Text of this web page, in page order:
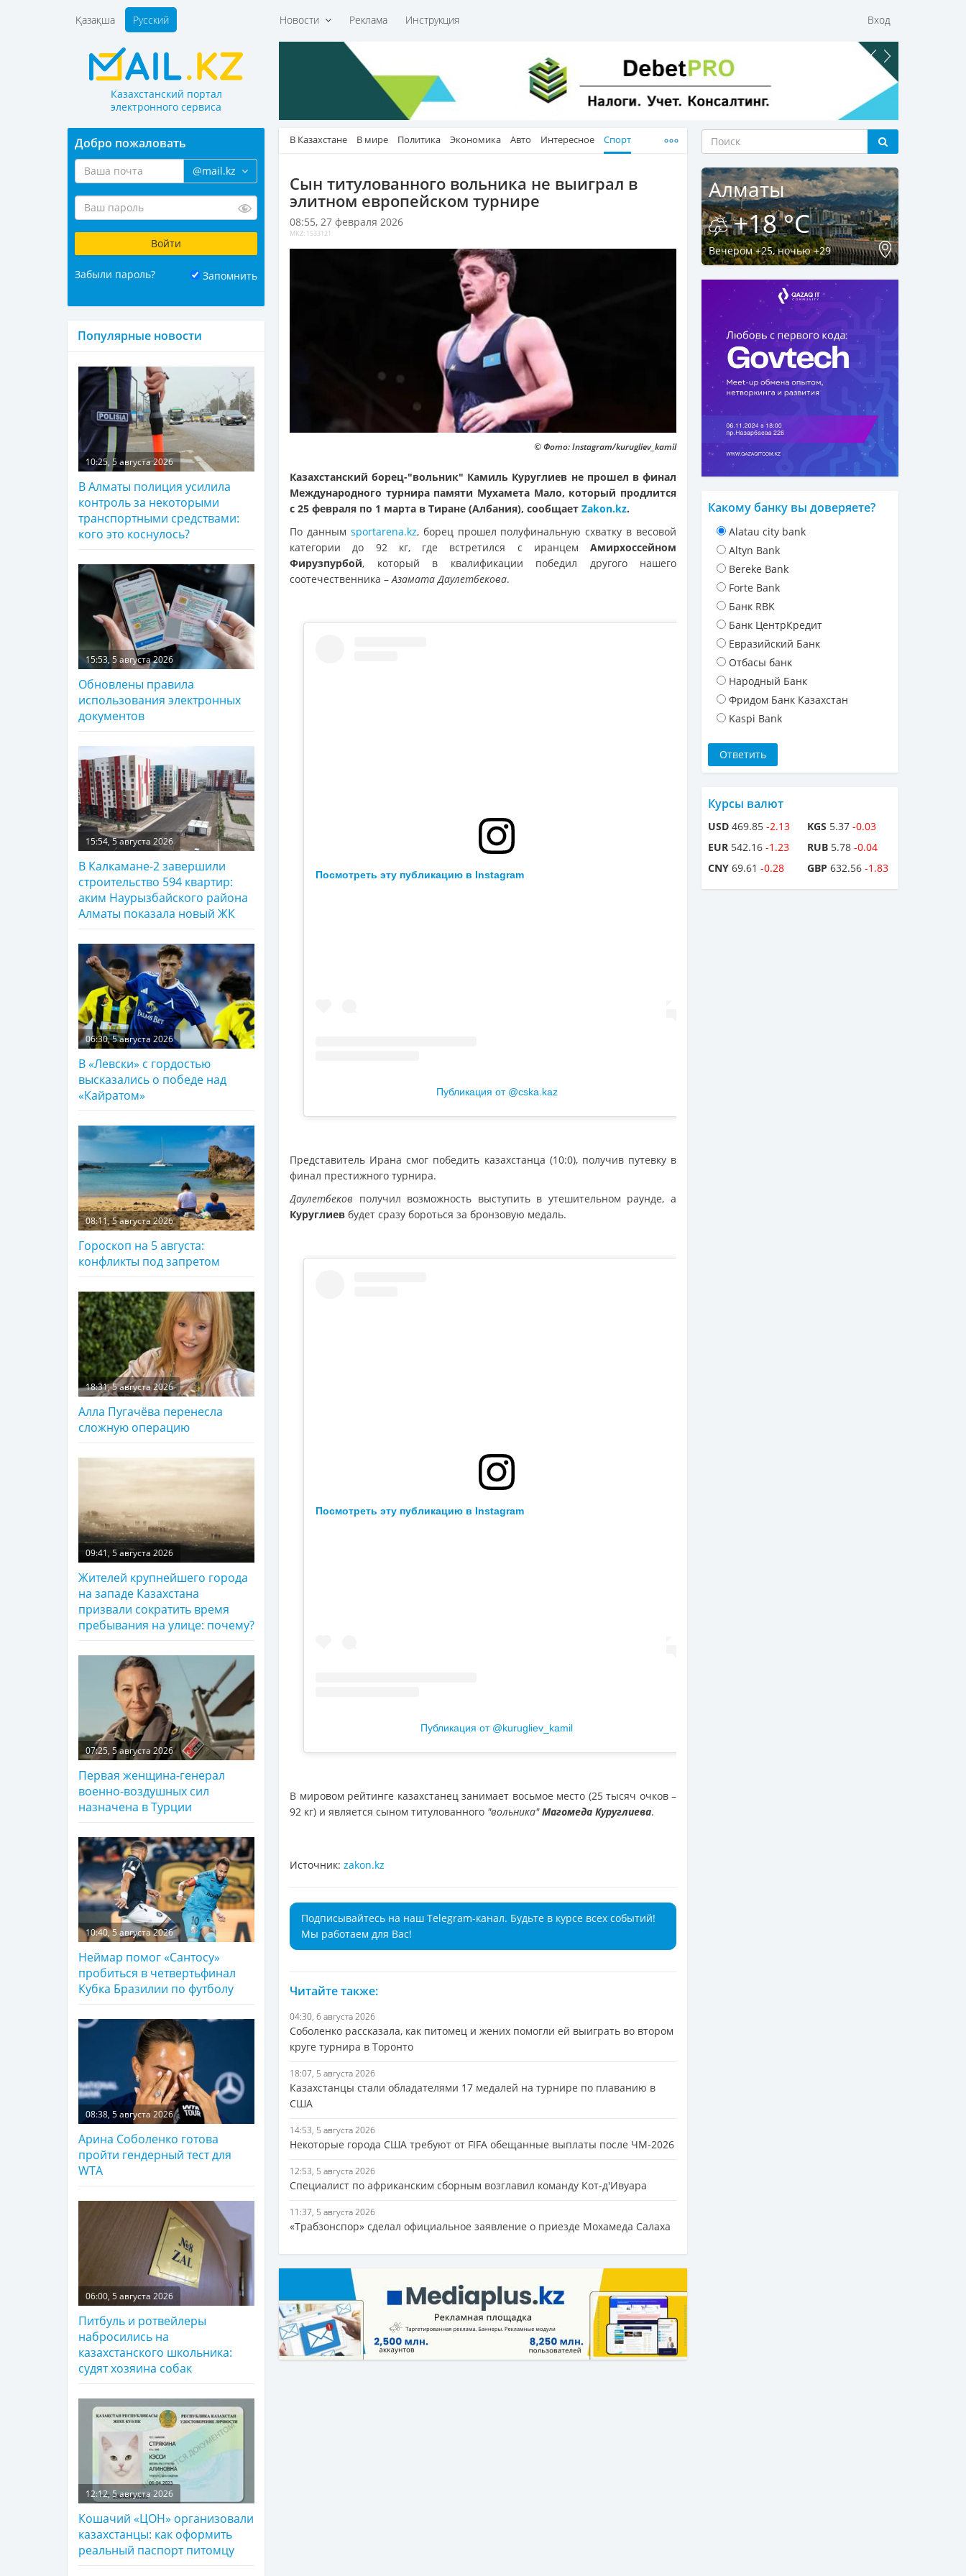
Новости Реклама Инструкция Вход
Қазақша Русский
Казахстанский портал
электронного сервиса
В Казахстане В мире Политика Экономика Авто Интересное Спорт
Сын титулованного вольника не выиграл в
элитном европейском турнире
08:55, 27 февраля 2026
MKZ: 1533121
© Фото: Instagram/kurugliev_kamil
Казахстанский борец-"вольник" Камиль Куруглиев не прошел в финал
Международного турнира памяти Мухамета Мало, который продлится
с 25 февраля по 1 марта в Тиране (Албания), сообщает Zakon.kz.
По данным sportarena.kz, борец прошел полуфинальную схватку в весовой
категории до 92 кг, где встретился с иранцем Амирхоссейном
Фирузпурбой, который в квалификации победил другого нашего
соотечественника – Азамата Даулетбекова.
Посмотреть эту публикацию в Instagram
Публикация от @cska.kaz
Представитель Ирана смог победить казахстанца (10:0), получив путевку в
финал престижного турнира.
Даулетбеков получил возможность выступить в утешительном раунде, а
Куруглиев будет сразу бороться за бронзовую медаль.
Посмотреть эту публикацию в Instagram
Публикация от @kurugliev_kamil
В мировом рейтинге казахстанец занимает восьмое место (25 тысяч очков –
92 кг) и является сыном титулованного "вольника" Магомеда Куруглиева.
Источник: zakon.kz
Подписывайтесь на наш Telegram-канал. Будьте в курсе всех событий!
Мы работаем для Вас!
Читайте также:
04:30, 6 августа 2026
Соболенко рассказала, как питомец и жених помогли ей выиграть во втором
круге турнира в Торонто
18:07, 5 августа 2026
Казахстанцы стали обладателями 17 медалей на турнире по плаванию в
США
14:53, 5 августа 2026
Некоторые города США требуют от FIFA обещанные выплаты после ЧМ-2026
12:53, 5 августа 2026
Специалист по африканским сборным возглавил команду Кот-д'Ивуара
11:37, 5 августа 2026
«Трабзонспор» сделал официальное заявление о приезде Мохамеда Салаха
Добро пожаловать
@mail.kz
Забыли пароль? Запомнить
Популярные новости
10:25, 5 августа 2026
В Алматы полиция усилила
контроль за некоторыми
транспортными средствами:
кого это коснулось?
15:53, 5 августа 2026
Обновлены правила
использования электронных
документов
15:54, 5 августа 2026
В Калкамане-2 завершили
строительство 594 квартир:
аким Наурызбайского района
Алматы показала новый ЖК
06:30, 5 августа 2026
В «Левски» с гордостью
высказались о победе над
«Кайратом»
08:11, 5 августа 2026
Гороскоп на 5 августа:
конфликты под запретом
18:31, 5 августа 2026
Алла Пугачёва перенесла
сложную операцию
09:41, 5 августа 2026
Жителей крупнейшего города
на западе Казахстана
призвали сократить время
пребывания на улице: почему?
07:25, 5 августа 2026
Первая женщина-генерал
военно-воздушных сил
назначена в Турции
10:40, 5 августа 2026
Неймар помог «Сантосу»
пробиться в четвертьфинал
Кубка Бразилии по футболу
08:38, 5 августа 2026
Арина Соболенко готова
пройти гендерный тест для
WTA
06:00, 5 августа 2026
Питбуль и ротвейлеры
набросились на
казахстанского школьника:
судят хозяина собак
12:12, 5 августа 2026
Кошачий «ЦОН» организовали
казахстанцы: как оформить
реальный паспорт питомцу
Алматы
+18 °C
Вечером +25, ночью +29
Какому банку вы доверяете?
Alatau city bank
Altyn Bank
Bereke Bank
Forte Bank
Банк RBK
Банк ЦентрКредит
Евразийский Банк
Отбасы банк
Народный Банк
Фридом Банк Казахстан
Kaspi Bank
Курсы валют
USD 469.85 -2.13
EUR 542.16 -1.23
CNY 69.61 -0.28
KGS 5.37 -0.03
RUB 5.78 -0.04
GBP 632.56 -1.83